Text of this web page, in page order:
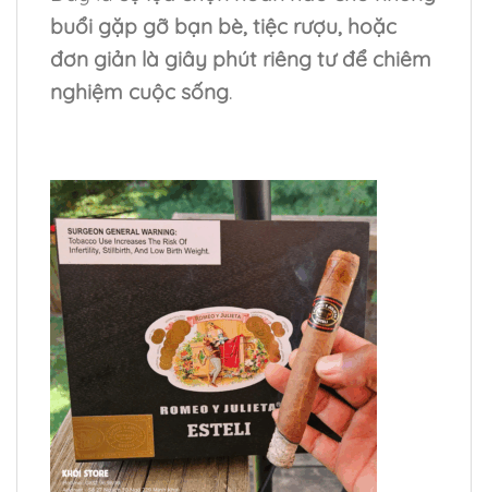
buổi gặp gỡ bạn bè, tiệc rượu, hoặc
đơn giản là giây phút riêng tư để chiêm
nghiệm cuộc sống.